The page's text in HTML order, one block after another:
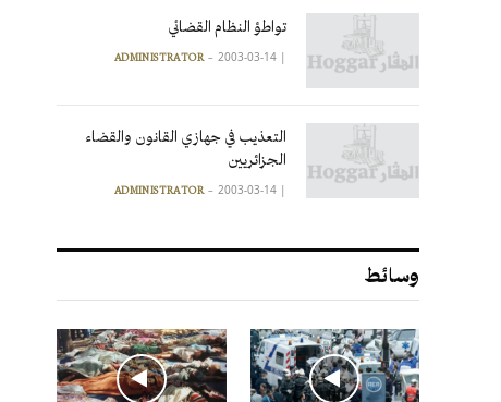
تواطؤ النظام القضائي
|
ADMINISTRATOR 2003-03-14
التعذيب في جهازي القانون والقضاء
الجزائريين
|
ADMINISTRATOR 2003-03-14
وسائط